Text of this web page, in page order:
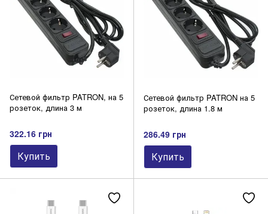
Сетевой фильтр PATRON, на 5
розеток, длина 3 м
322.16 грн
Купить
Сетевой фильтр PATRON на 5
розеток, длина 1.8 м
286.49 грн
Купить